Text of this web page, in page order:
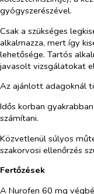
gyógyszerészével.
Csak a szükséges
alkalmazza, mert így
lehetősége. Tartós
javasolt vizsgálatokat
Az ajánlott adagoknál
Idős korban
számítani.
Közvetlenül súlyos
szakorvosi ellenőrzés
Fertőzések
A Nurofen 60 mg